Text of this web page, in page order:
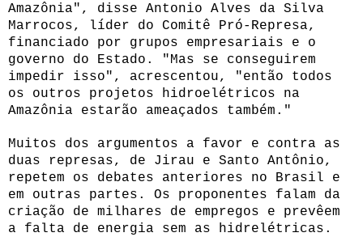
Amazônia", disse Antonio Alves da Silva
Marrocos, líder do Comitê Pró-Represa,
financiado por grupos empresariais e o
governo do Estado. "Mas se conseguirem
impedir isso", acrescentou, "então todos
os outros projetos hidroelétricos na
Amazônia estarão ameaçados também."
Muitos dos argumentos a favor e contra as
duas represas, de Jirau e Santo Antônio,
repetem os debates anteriores no Brasil e
em outras partes. Os proponentes falam da
criação de milhares de empregos e prevêem
a falta de energia sem as hidrelétricas.